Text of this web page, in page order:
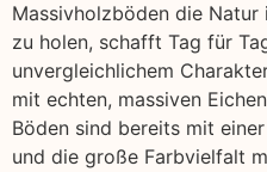
Massivholzböden die Natur
zu holen, schafft Tag für
unvergleichlichem
mit echten, massiven
Böden sind bereits mit
und die große Farbvielfalt